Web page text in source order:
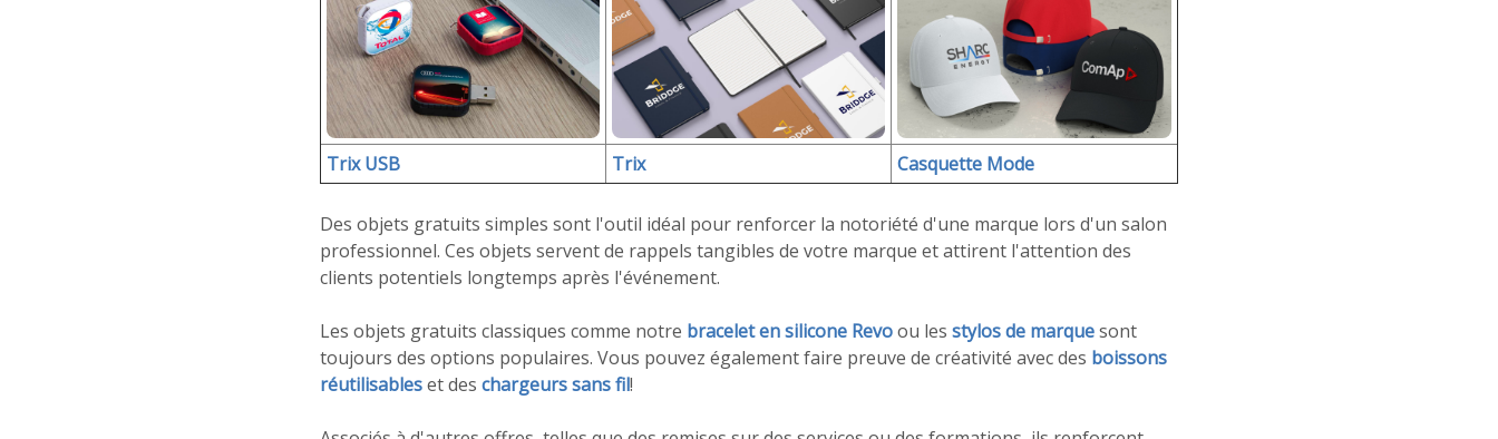
Trix USB Trix Casquette Mode
Des objets gratuits simples sont l'outil idéal pour renforcer la notoriété d'une marque lors d'un salon
professionnel. Ces objets servent de rappels tangibles de votre marque et attirent l'attention des
clients potentiels longtemps après l'événement.
Les objets gratuits classiques comme notre bracelet en silicone Revoou les stylos de marquesont
toujours des options populaires. Vous pouvez également faire preuve de créativité avec des boissons
réutilisableset des chargeurs sans fil!